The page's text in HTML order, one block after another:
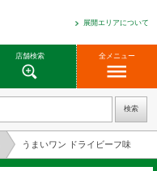
展開エリアについて
店舗検索 全メニュー
うまいワン ドライビーフ味